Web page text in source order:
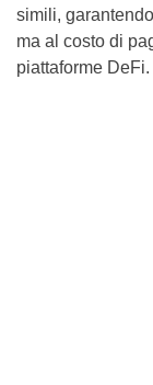
simili,
ma al costo di
piattaforme DeFi.